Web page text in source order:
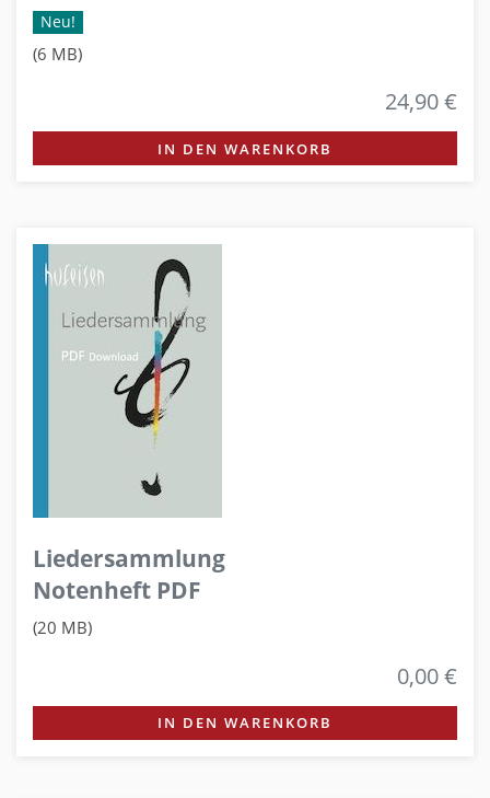
Neu!
(6 MB)
24,90 €
IN DEN WARENKORB
Liedersammlung
Notenheft PDF
(20 MB)
0,00 €
IN DEN WARENKORB